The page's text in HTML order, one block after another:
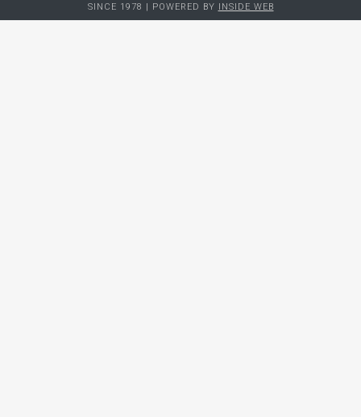
SINCE 1978 | POWERED BY INSIDE WEB